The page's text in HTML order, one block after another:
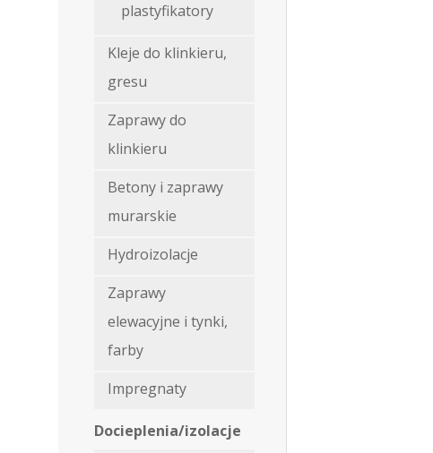
plastyfikatory
Kleje do klinkieru,
gresu
Zaprawy do
klinkieru
Betony i zaprawy
murarskie
Hydroizolacje
Zaprawy
elewacyjne i tynki,
farby
Impregnaty
Docieplenia/izolacje